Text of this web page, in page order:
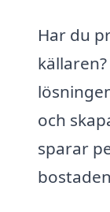
Har du
och
sparar